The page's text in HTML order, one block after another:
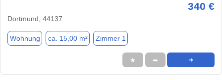
340 €
Dortmund, 44137
Wohnung ca. 15,00 m² Zimmer 1
★ ➦ ➜